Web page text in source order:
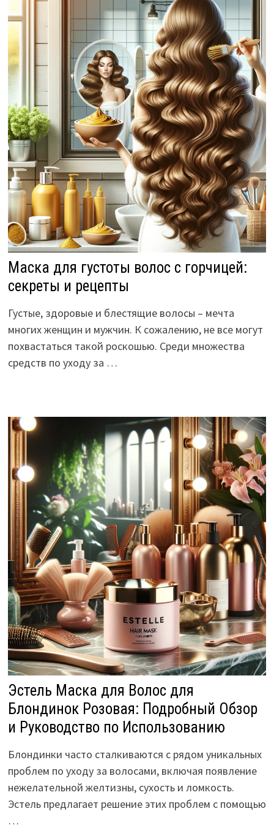
Маска для густоты волос с горчицей:
секреты и рецепты
Густые, здоровые и блестящие волосы – мечта
многих женщин и мужчин. К сожалению, не все могут
похвастаться такой роскошью. Среди множества
средств по уходу за …
Эстель Маска для Волос для
Блондинок Розовая: Подробный Обзор
и Руководство по Использованию
Блондинки часто сталкиваются с рядом уникальных
проблем по уходу за волосами, включая появление
нежелательной желтизны, сухость и ломкость.
Эстель предлагает решение этих проблем с помощью
…